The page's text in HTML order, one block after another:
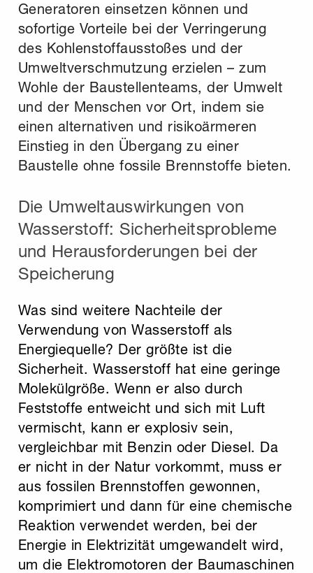
Generatoren einsetzen können und
sofortige Vorteile bei der Verringerung
des Kohlenstoffausstoßes und der
Umweltverschmutzung erzielen – zum
Wohle der Baustellenteams, der Umwelt
und der Menschen vor Ort, indem sie
einen alternativen und risikoärmeren
Einstieg in den Übergang zu einer
Baustelle ohne fossile Brennstoffe bieten.
Die Umweltauswirkungen von
Wasserstoff: Sicherheitsprobleme
und Herausforderungen bei der
Speicherung
Was sind weitere Nachteile der
Verwendung von Wasserstoff als
Energiequelle? Der größte ist die
Sicherheit. Wasserstoff hat eine geringe
Molekülgröße. Wenn er also durch
Feststoffe entweicht und sich mit Luft
vermischt, kann er explosiv sein,
vergleichbar mit Benzin oder Diesel. Da
er nicht in der Natur vorkommt, muss er
aus fossilen Brennstoffen gewonnen,
komprimiert und dann für eine chemische
Reaktion verwendet werden, bei der
Energie in Elektrizität umgewandelt wird,
um die Elektromotoren der Baumaschinen